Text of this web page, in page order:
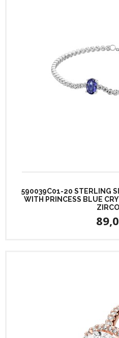
590039C01-20 STERLING
WITH PRINCESS BLUE